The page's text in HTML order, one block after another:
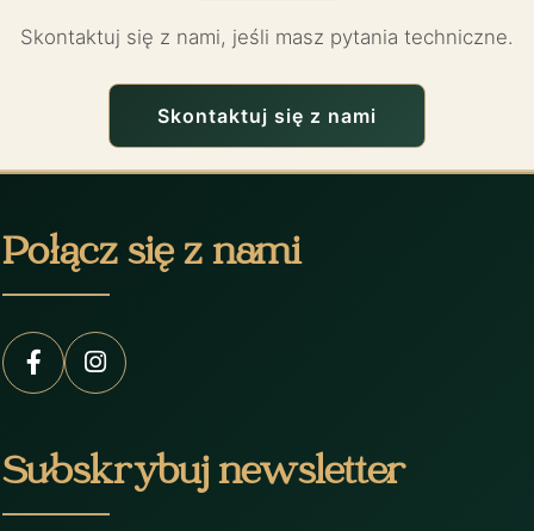
Skontaktuj się z nami, jeśli masz pytania techniczne.
Skontaktuj się z nami
Połącz się z nami
Subskrybuj newsletter